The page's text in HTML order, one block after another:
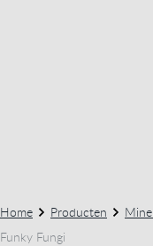
Home Producten
Funky Fungi